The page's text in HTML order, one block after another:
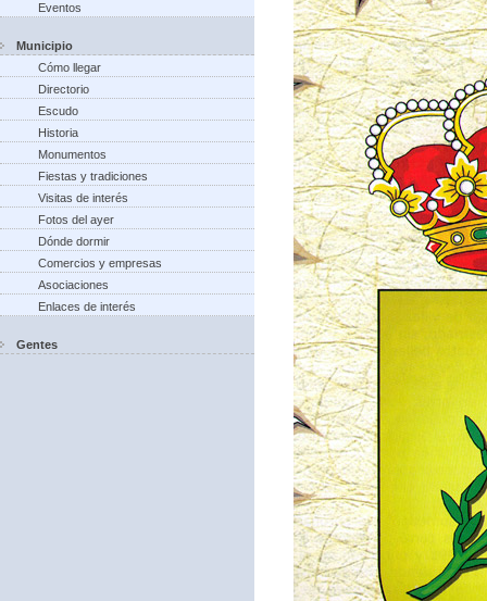
Eventos
Municipio
Cómo llegar
Directorio
Escudo
Historia
Monumentos
Fiestas y tradiciones
Visitas de interés
Fotos del ayer
Dónde dormir
Comercios y empresas
Asociaciones
Enlaces de interés
Gentes